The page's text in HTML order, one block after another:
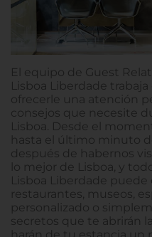
El equipo de Guest
Lisboa Liberdade
ofrecerle una atención
consejos que necesite
Lisboa. Desde el
hasta el último minuto
después de habernos
lo mejor de Lisboa, y
Lisboa Liberdade puede
restaurantes, museos,
personalizado o
secretos que te abrirán